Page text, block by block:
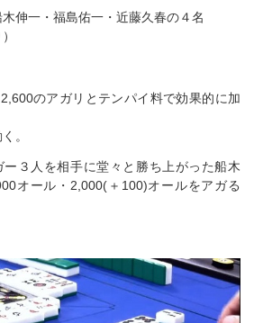
伸一・福島佑一・近藤久春の４名
のアガリとテンパイ料で効果的に加
。
３人を相手に堂々と勝ち上がった船木
オール・2,000(＋100)オールをアガる